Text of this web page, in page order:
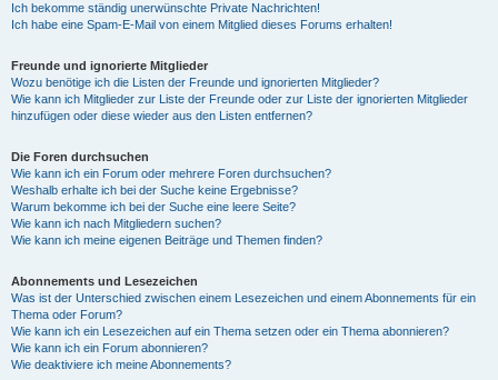
Ich bekomme ständig unerwünschte Private Nachrichten!
Ich habe eine Spam-E-Mail von einem Mitglied dieses Forums erhalten!
Freunde und ignorierte Mitglieder
Wozu benötige ich die Listen der Freunde und ignorierten Mitglieder?
Wie kann ich Mitglieder zur Liste der Freunde oder zur Liste der ignorierten Mitglieder
hinzufügen oder diese wieder aus den Listen entfernen?
Die Foren durchsuchen
Wie kann ich ein Forum oder mehrere Foren durchsuchen?
Weshalb erhalte ich bei der Suche keine Ergebnisse?
Warum bekomme ich bei der Suche eine leere Seite?
Wie kann ich nach Mitgliedern suchen?
Wie kann ich meine eigenen Beiträge und Themen finden?
Abonnements und Lesezeichen
Was ist der Unterschied zwischen einem Lesezeichen und einem Abonnements für ein
Thema oder Forum?
Wie kann ich ein Lesezeichen auf ein Thema setzen oder ein Thema abonnieren?
Wie kann ich ein Forum abonnieren?
Wie deaktiviere ich meine Abonnements?